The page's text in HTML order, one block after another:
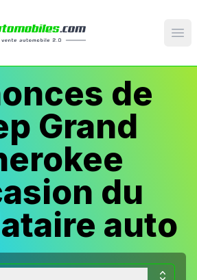
de
Grand
du
auto